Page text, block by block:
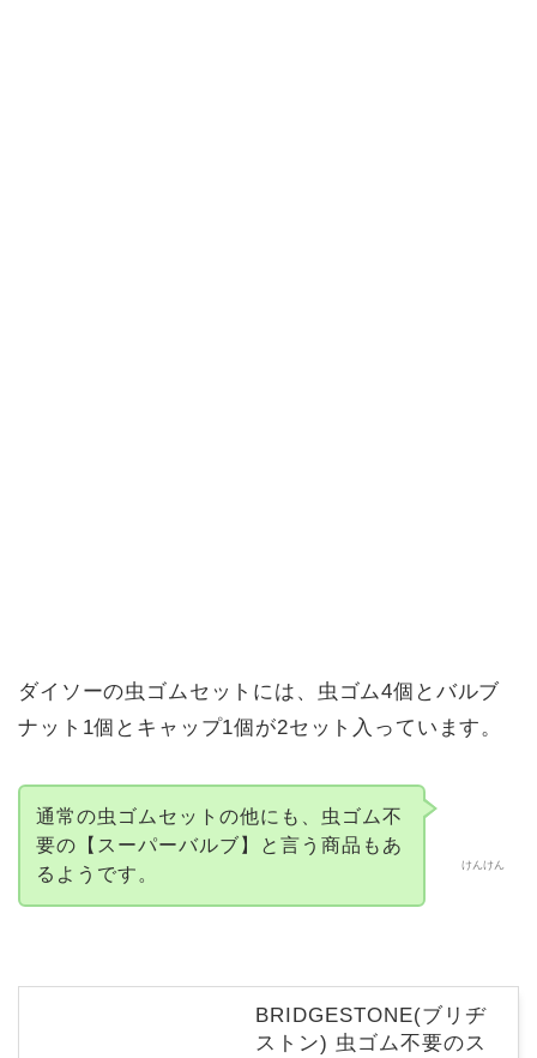
ダイソーの虫ゴムセットには、虫ゴム4個とバルブ
ナット1個とキャップ1個が2セット入っています。
けんけん
通常の虫ゴムセットの他にも、虫ゴム不
要の【スーパーバルブ】と言う商品もあ
るようです。
BRIDGESTONE(ブリヂ
ストン) 虫ゴム不要のス